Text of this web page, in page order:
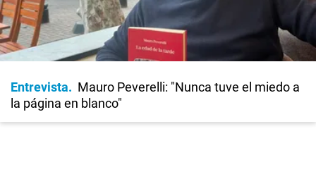
Entrevista
Mauro Peverelli: "Nunca tuve el miedo a
la página en blanco"